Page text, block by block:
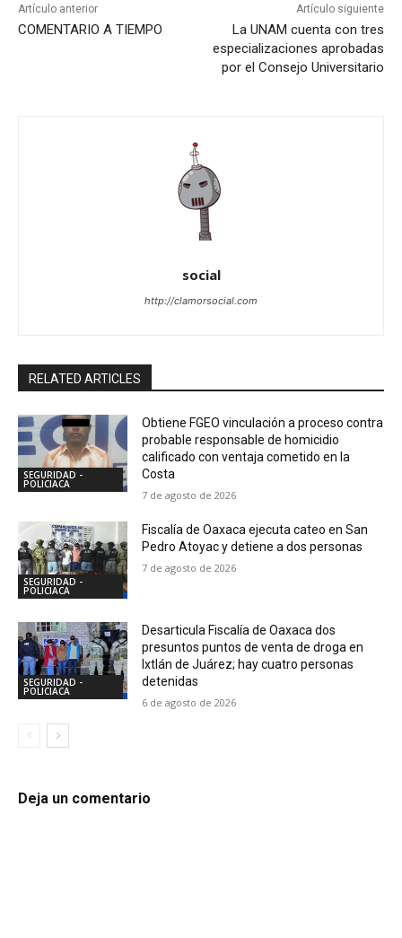
Artículo anterior
COMENTARIO A TIEMPO
Artículo siguiente
La UNAM cuenta con tres
especializaciones aprobadas
por el Consejo Universitario
social
http://clamorsocial.com
RELATED ARTICLES
SEGURIDAD -
POLICIACA
Obtiene FGEO vinculación a proceso contra
probable responsable de homicidio
calificado con ventaja cometido en la
Costa
7 de agosto de 2026
SEGURIDAD -
POLICIACA
Fiscalía de Oaxaca ejecuta cateo en San
Pedro Atoyac y detiene a dos personas
7 de agosto de 2026
SEGURIDAD -
POLICIACA
Desarticula Fiscalía de Oaxaca dos
presuntos puntos de venta de droga en
Ixtlán de Juárez; hay cuatro personas
detenidas
6 de agosto de 2026
Deja un comentario